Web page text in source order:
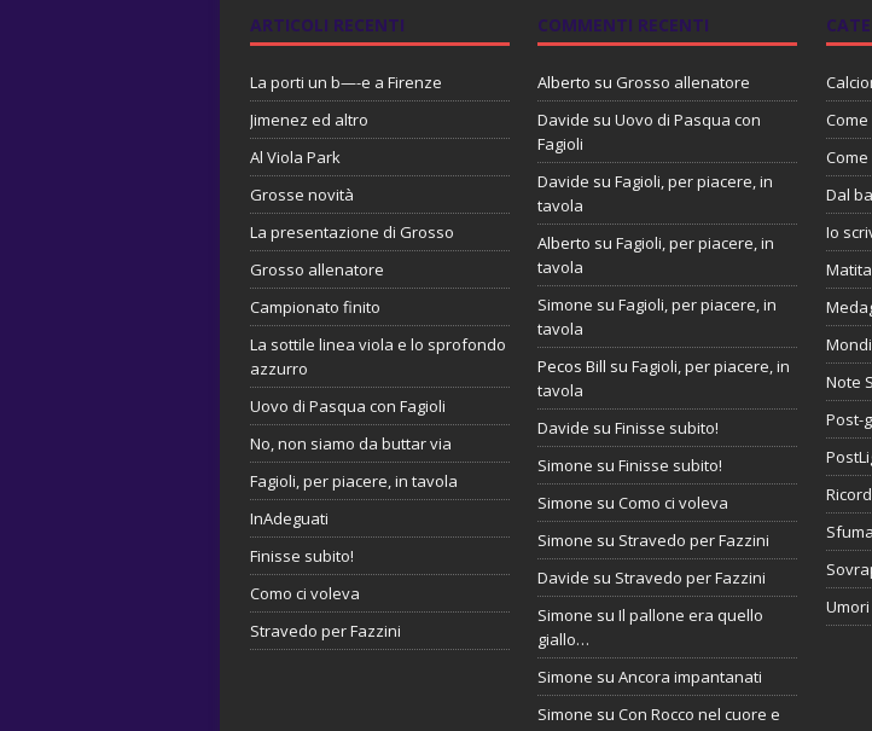
ARTICOLI RECENTI
La porti un b—-e a Firenze
Jimenez ed altro
Al Viola Park
Grosse novità
La presentazione di Grosso
Grosso allenatore
Campionato finito
La sottile linea viola e lo sprofondo
azzurro
Uovo di Pasqua con Fagioli
No, non siamo da buttar via
Fagioli, per piacere, in tavola
InAdeguati
Finisse subito!
Como ci voleva
Stravedo per Fazzini
COMMENTI RECENTI
Alberto su Grosso allenatore
Davide suUovo di Pasqua con
Fagioli
Davide suFagioli, per piacere, in
tavola
Alberto suFagioli, per piacere, in
tavola
Simone suFagioli, per piacere, in
tavola
Pecos Bill suFagioli, per piacere, in
tavola
Davide suFinisse subito!
Simone suFinisse subito!
Simone suComo ci voleva
Simone su Stravedo per Fazzini
Davide su Stravedo per Fazzini
Simone suIl pallone era quello
giallo…
Simone suAncora impantanati
Simone suCon Rocco nel cuore e
Dal
Io
Note
Post-